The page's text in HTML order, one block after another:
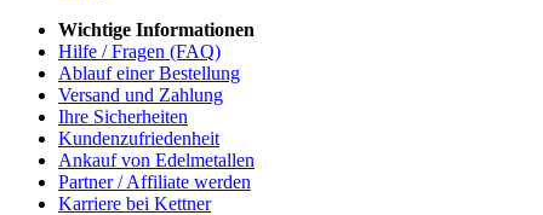
Wichtige Informationen
Hilfe / Fragen (FAQ)
Ablauf einer Bestellung
Versand und Zahlung
Ihre Sicherheiten
Kundenzufriedenheit
Ankauf von Edelmetallen
Partner / Affiliate werden
Karriere bei Kettner